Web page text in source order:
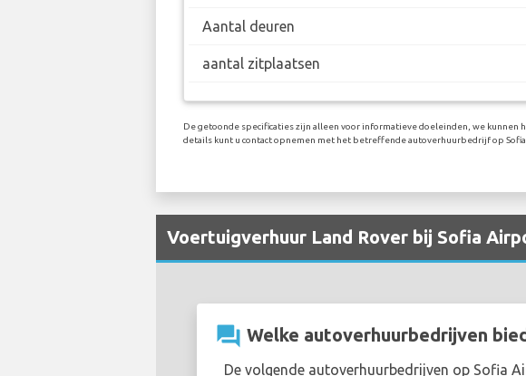
Aantal deuren
aantal zitplaatsen
De getoonde specificaties zijn alleen voor informatieve doeleinden, we kunnen
details kunt u contact opnemen met het betreffende autoverhuurbedrijf op
Voertuigverhuur Land Rover bij Sofia
question_answer Welke autoverhuurbedrijven
De volgende autoverhuurbedrijven op Sofia